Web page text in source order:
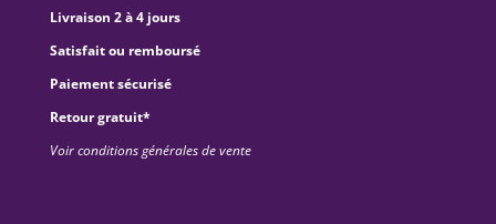
Livraison 2 à 4 jours
Satisfait ou remboursé
Paiement sécurisé
Retour gratuit*
Voir conditions générales de vente